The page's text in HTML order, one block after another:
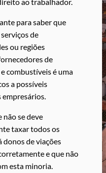
para saber que
de
ou regiões
de
combustíveis é uma
a possíveis
não se deve
taxar todos os
donos de viações
e que não
esta minoria.